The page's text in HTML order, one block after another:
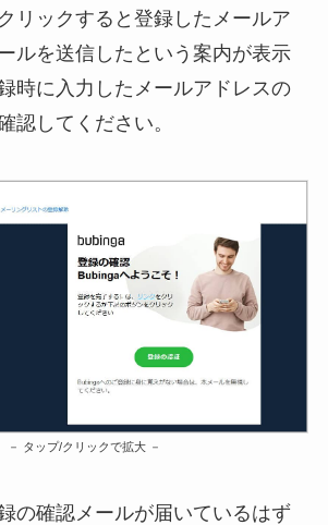
リックすると登録したメールア
ルを送信したという案内が表示
時に入力したメールアドレスの
認してください。
タップ/クリックで拡大
の確認メールが届いているはず